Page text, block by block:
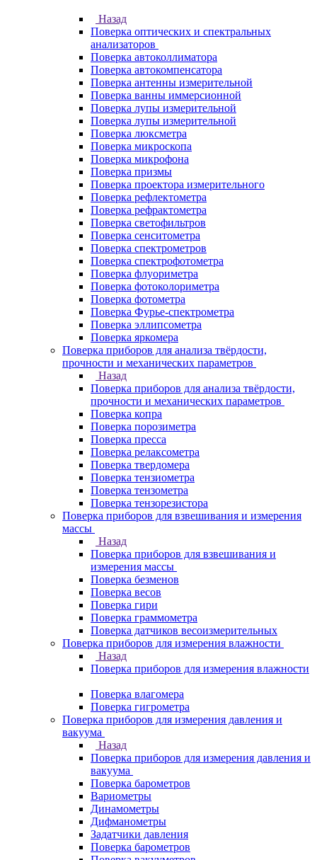
Назад
Поверка оптических и спектральных
анализаторов
Поверка автоколлиматора
Поверка автокомпенсатора
Поверка антенны измерительной
Поверка ванны иммерсионной
Поверка лупы измерительной
Поверка лупы измерительной
Поверка люксметра
Поверка микроскопа
Поверка микрофона
Поверка призмы
Поверка проектора измерительного
Поверка рефлектометра
Поверка рефрактометра
Поверка светофильтров
Поверка сенситометра
Поверка спектрометров
Поверка спектрофотометра
Поверка флуориметра
Поверка фотоколориметра
Поверка фотометра
Поверка Фурье-спектрометра
Поверка эллипсометра
Поверка яркомера
Поверка приборов для анализа твёрдости,
прочности и механических параметров
Назад
Поверка приборов для анализа твёрдости,
прочности и механических параметров
Поверка копра
Поверка порозиметра
Поверка пресса
Поверка релаксометра
Поверка твердомера
Поверка тензиометра
Поверка тензометра
Поверка тензорезистора
Поверка приборов для взвешивания и измерения
массы
Назад
Поверка приборов для взвешивания и
измерения массы
Поверка безменов
Поверка весов
Поверка гири
Поверка граммометра
Поверка датчиков весоизмерительных
Поверка приборов для измерения влажности
Назад
Поверка приборов для измерения влажности
Поверка влагомера
Поверка гигрометра
Поверка приборов для измерения давления и
вакуума
Назад
Поверка приборов для измерения давления и
вакуума
Поверка барометров
Вариометры
Динамометры
Дифманометры
Задатчики давления
Поверка барометров